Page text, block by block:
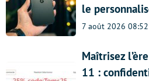
le
7 août 2026 08:52
Maîtrisez
11 :